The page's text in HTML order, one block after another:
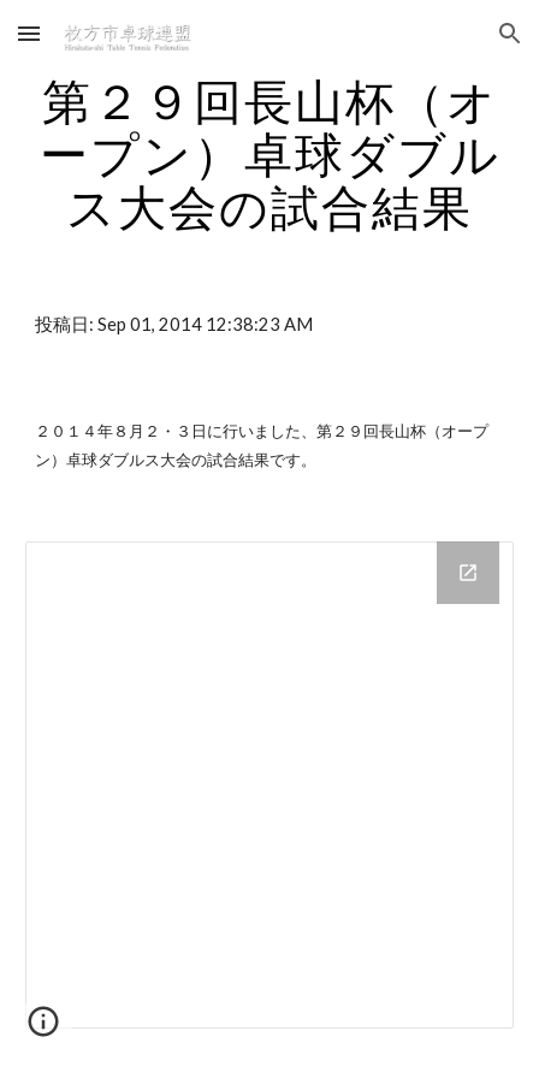
Skip to main content Skip to navigation
第２９回長山杯（オ
ープン）卓球ダブル
ス大会の試合結果
投稿日: Sep 01, 2014 12:38:23 AM
２０１４年８月２・３日に行いました、第２９回長山杯（オープ
ン）卓球ダブルス大会の試合結果です。